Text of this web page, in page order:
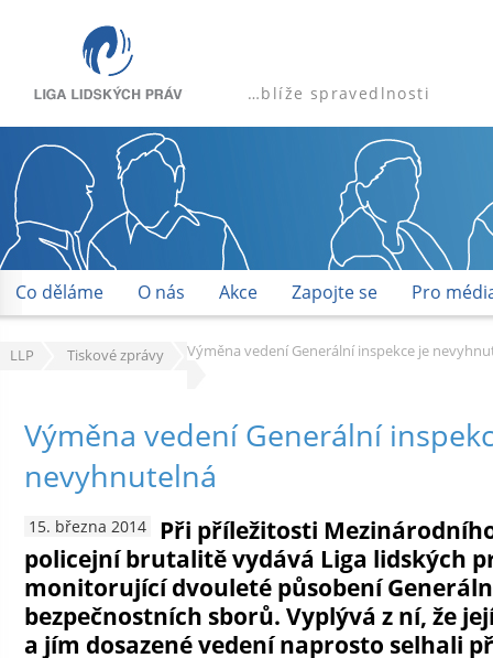
…blíže spravedlnosti
Co děláme O nás Akce Zapojte se Pro
LLP Tiskové zprávy Výměna vedení Generální inspekce je
Výměna vedení Generální
nevyhnutelná
15. března 2014
Při příležitosti
policejní brutalitě vydává Liga lidských
monitorující dvouleté působení
bezpečnostních sborů. Vyplývá z ní, že
a jím dosazené vedení naprosto selhali